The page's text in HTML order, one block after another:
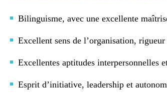
Bilinguisme, avec une excellente
Excellent sens de l’organisation,
Excellentes aptitudes interpersonnelles
Esprit d’initiative, leadership et